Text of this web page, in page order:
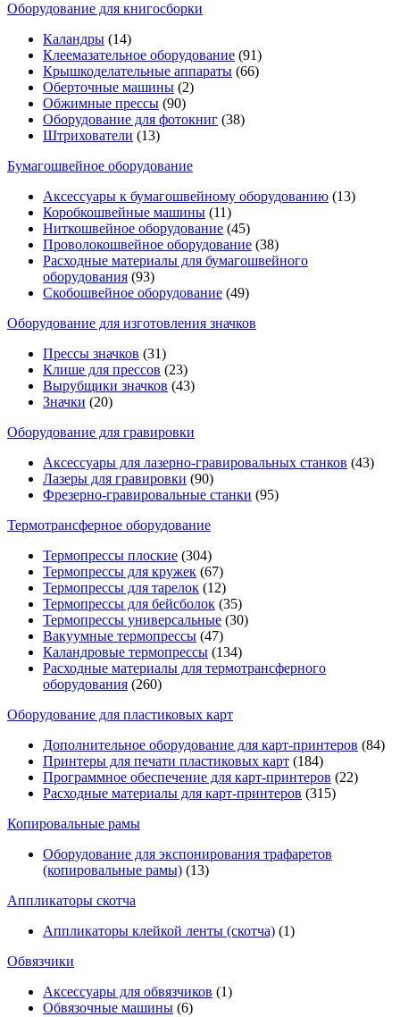
Оборудование для книгосборки
Каландры (14)
Клеемазательное оборудование (91)
Крышкоделательные аппараты (66)
Оберточные машины (2)
Обжимные прессы (90)
Оборудование для фотокниг (38)
Штрихователи (13)
Бумагошвейное оборудование
Аксессуары к бумагошвейному оборудованию (13)
Коробкошвейные машины (11)
Ниткошвейное оборудование (45)
Проволокошвейное оборудование (38)
Расходные материалы для бумагошвейного
оборудования (93)
Скобошвейное оборудование (49)
Оборудование для изготовления значков
Прессы значков (31)
Клише для прессов (23)
Вырубщики значков (43)
Значки (20)
Оборудование для гравировки
Аксессуары для лазерно-гравировальных станков (43)
Лазеры для гравировки (90)
Фрезерно-гравировальные станки (95)
Термотрансферное оборудование
Термопрессы плоские (304)
Термопрессы для кружек (67)
Термопрессы для тарелок (12)
Термопрессы для бейсболок (35)
Термопрессы универсальные (30)
Вакуумные термопрессы (47)
Каландровые термопрессы (134)
Расходные материалы для термотрансферного
оборудования (260)
Оборудование для пластиковых карт
Дополнительное оборудование для карт-принтеров (84)
Принтеры для печати пластиковых карт (184)
Программное обеспечение для карт-принтеров (22)
Расходные материалы для карт-принтеров (315)
Копировальные рамы
Оборудование для экспонирования трафаретов
(копировальные рамы) (13)
Аппликаторы скотча
Аппликаторы клейкой ленты (скотча) (1)
Обвязчики
Аксессуары для обвязчиков (1)
Обвязочные машины (6)